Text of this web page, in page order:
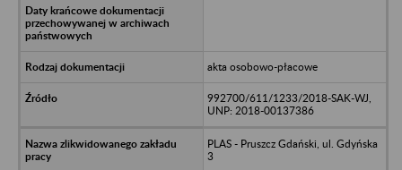
akta osobowo-płacowe
992700/611/1233/2018-SAK-WJ,
UNP: 2018-00137386
PLAS - Pruszcz Gdański, ul. Gdyńska
3